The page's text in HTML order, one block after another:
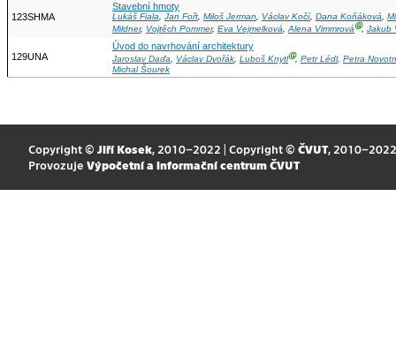
123SHMA
Stavební hmoty
Lukáš Fiala, Jan Fořt, Miloš Jerman, Václav Kočí, Dana Koňáková,
Mildner, Vojtěch Pommer, Eva Vejmelková,Alena VimmrováⒼ, Jakub
129UNA
Úvod do navrhování architektury
Jaroslav Daďa, Václav Dvořák, Luboš KnytlⒼ, Petr Lédl, Petra
Michal Šourek
Copyright © Jiří Kosek, 2010–2022 | Copyright © ČVUT, 2010–2022
Provozuje Výpočetní a informační centrum ČVUT